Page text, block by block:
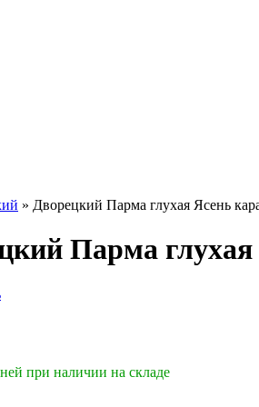
» Дворецкий Парма глухая Ясень
Парма
при наличии на складе